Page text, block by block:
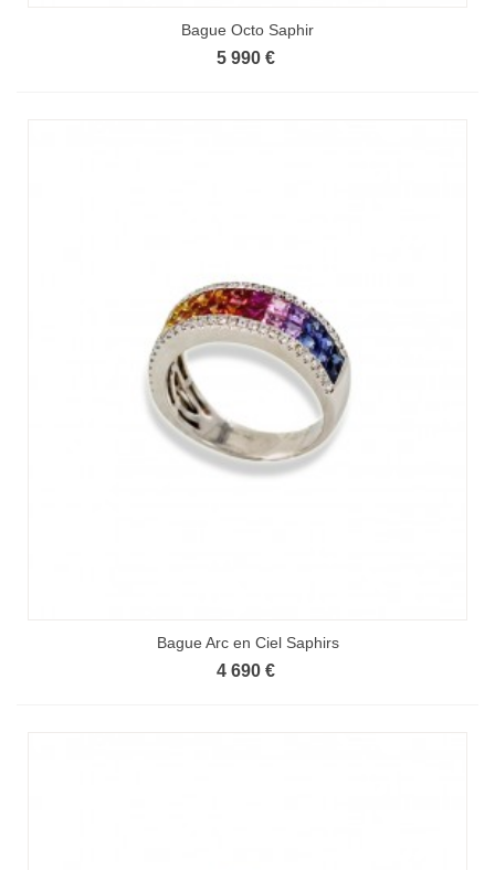
Bague Octo Saphir
5 990 €
Bague Arc en Ciel Saphirs
4 690 €